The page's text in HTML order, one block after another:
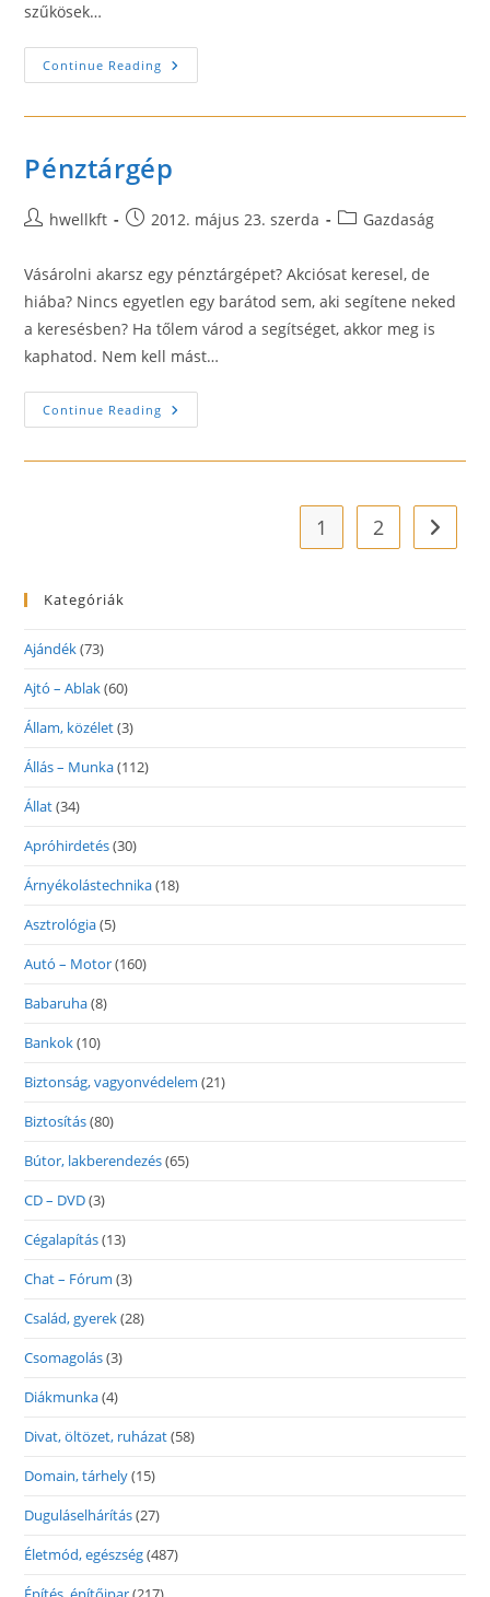
szűkösek…
Continue Reading Olcsó
Pénztárgép
Pénztárgép
Posthwellkft
Post2012. május 23. szerda
PostGazdaság
Vásárolni akarsz egy pénztárgépet? Akciósat keresel, de
hiába? Nincs egyetlen egy barátod sem, aki segítene neked
a keresésben? Ha tőlem várod a segítséget, akkor meg is
kaphatod. Nem kell mást…
Continue Reading Pénztárgép
1 2 Go to
Kategóriák
Ajándék(73)
Ajtó – Ablak(60)
Állam, közélet(3)
Állás – Munka(112)
Állat(34)
Apróhirdetés(30)
Árnyékolástechnika(18)
Asztrológia(5)
Autó – Motor(160)
Babaruha(8)
Bankok(10)
Biztonság, vagyonvédelem (21)
Biztosítás(80)
Bútor, lakberendezés(65)
CD – DVD(3)
Cégalapítás(13)
Chat – Fórum (3)
Család, gyerek(28)
Csomagolás(3)
Diákmunka(4)
Divat, öltözet, ruházat(58)
Domain, tárhely(15)
Duguláselhárítás(27)
Életmód, egészség(487)